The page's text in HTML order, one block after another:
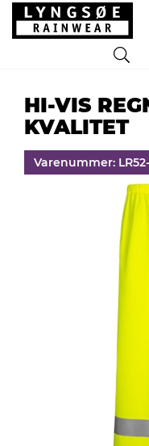
HI-VIS
KVALITET
Varenummer: